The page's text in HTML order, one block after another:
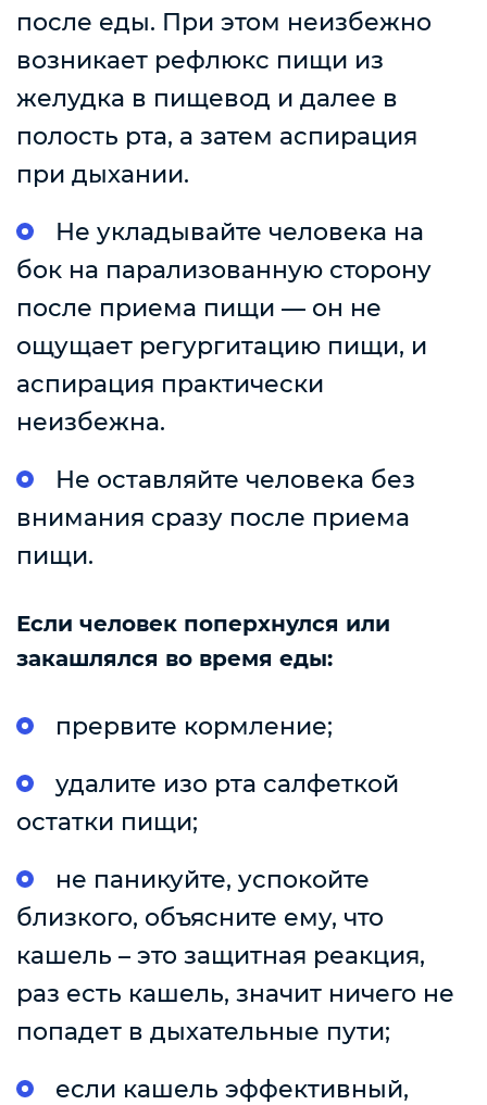
после еды. При этом неизбежно
возникает рефлюкс пищи из
желудка в пищевод и далее в
полость рта, а затем аспирация
при дыхании.
Не укладывайте человека на
бок на парализованную сторону
после приема пищи — он не
ощущает регургитацию пищи, и
аспирация практически
неизбежна.
Не оставляйте человека без
внимания сразу после приема
пищи.
Если человек поперхнулся или
закашлялся во время еды:
прервите кормление;
удалите изо рта салфеткой
остатки пищи;
не паникуйте, успокойте
близкого, объясните ему, что
кашель – это защитная реакция,
раз есть кашель, значит ничего не
попадет в дыхательные пути;
если кашель эффективный,